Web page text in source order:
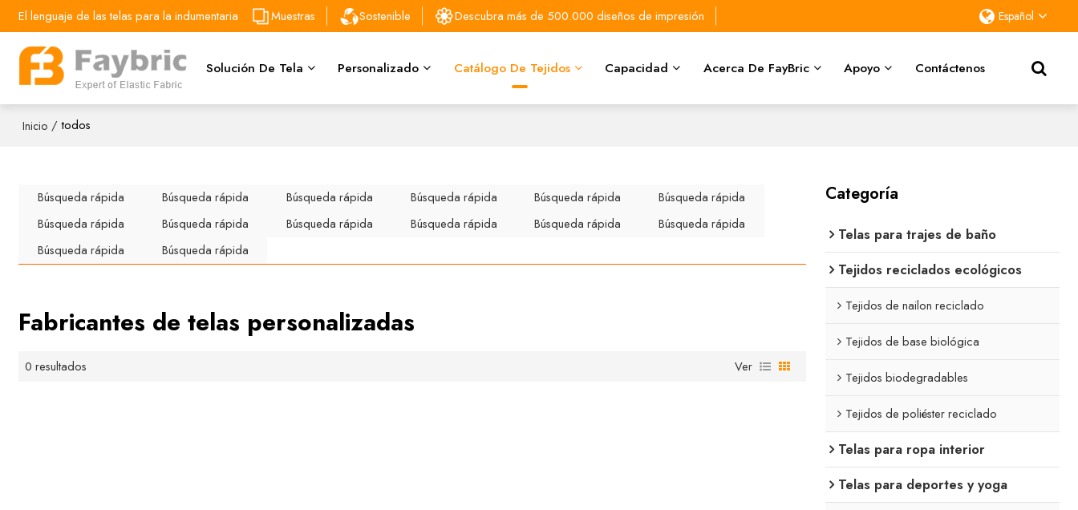
El lenguaje de las telas para la indumentaria Muestras Sostenible Descubra más de 500.000 diseños de impresión Español
Solución De Tela Personalizado Catálogo De Tejidos Capacidad Acerca De FayBric Apoyo Contáctenos
Inicio / todos
Búsqueda rápida Búsqueda rápida Búsqueda rápida Búsqueda rápida Búsqueda rápida
Búsqueda rápida
Búsqueda rápida
Búsqueda rápida Búsqueda rápida Búsqueda rápida Búsqueda rápida
Búsqueda rápida
Búsqueda rápida
Búsqueda rápida
Fabricantes de telas personalizadas
0 resultados Ver
Categoría
Telas para trajes de baño
Tejidos reciclados ecológicos
Tejidos de nailon reciclado
Tejidos de base biológica
Tejidos biodegradables
Tejidos de poliéster reciclado
Telas para ropa interior
Telas para deportes y yoga